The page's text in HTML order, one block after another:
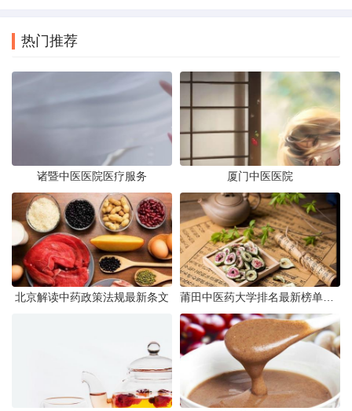
热门推荐
诸暨中医医院医疗服务 厦门中医医院
北京解读中药政策法规最新条文